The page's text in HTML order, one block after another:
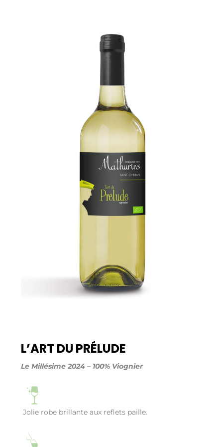
L’ART DU PRÉLUDE
Le Millésime 2024 – 100% Viognier
Jolie robe brillante aux reflets paille.